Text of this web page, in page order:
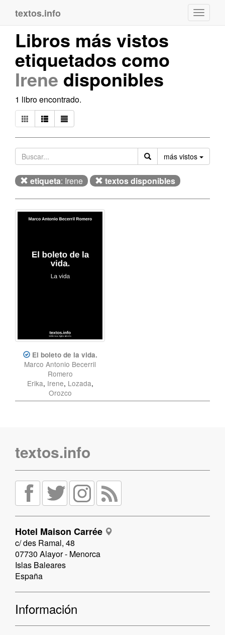
textos.info
Libros más vistos
etiquetados como
Irene disponibles
1 libro encontrado.
más vistos
etiqueta: Irene textos disponibles
El boleto de la vida.
Marco Antonio Becerril
Romero
Erika, Irene, Lozada,
Orozco
textos.info
Hotel Maison Carrée
c/ des Ramal, 48
07730 Alayor - Menorca
Islas Baleares
España
Información